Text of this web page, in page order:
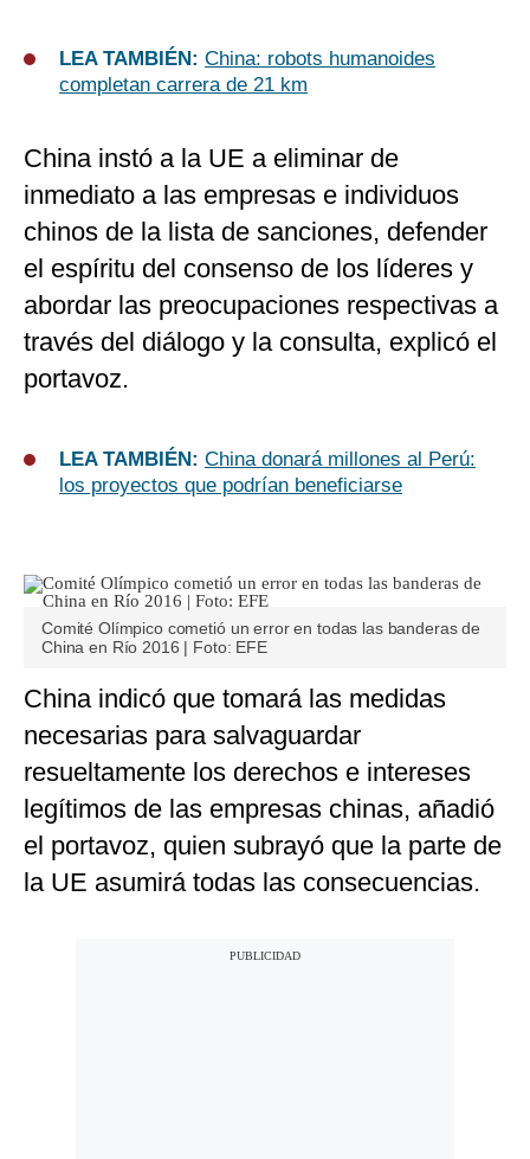
LEA TAMBIÉN: China: robots humanoides
completan carrera de 21 km
China instó a la UE a eliminar de
inmediato a las empresas e individuos
chinos de la lista de sanciones, defender
el espíritu del consenso de los líderes y
abordar las preocupaciones respectivas a
través del diálogo y la consulta, explicó el
portavoz.
LEA TAMBIÉN: China donará millones al Perú:
los proyectos que podrían beneficiarse
Comité Olímpico cometió un error en todas las banderas de
China en Río 2016 | Foto: EFE
China indicó que tomará las medidas
necesarias para salvaguardar
resueltamente los derechos e intereses
legítimos de las empresas chinas, añadió
el portavoz, quien subrayó que la parte de
la UE asumirá todas las consecuencias.